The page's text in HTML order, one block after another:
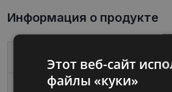
Информация о продукте
Размер
Этот веб-сайт
файлы «куки»